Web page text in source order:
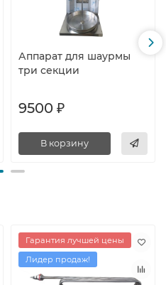
Аппарат для шаурмы
три секции
9500 ₽
В корзину
Гарантия лучшей цены
Лидер продаж!